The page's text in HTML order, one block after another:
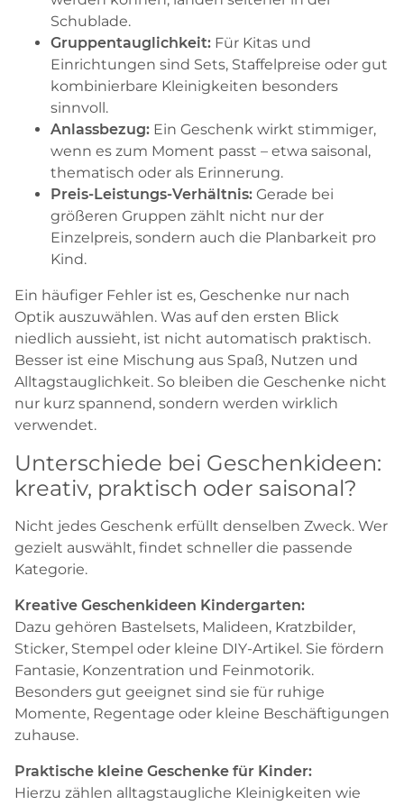
Schublade.
Gruppentauglichkeit: Für Kitas und
Einrichtungen sind Sets, Staffelpreise oder gut
kombinierbare Kleinigkeiten besonders
sinnvoll.
Anlassbezug: Ein Geschenk wirkt stimmiger,
wenn es zum Moment passt – etwa saisonal,
thematisch oder als Erinnerung.
Preis-Leistungs-Verhältnis: Gerade bei
größeren Gruppen zählt nicht nur der
Einzelpreis, sondern auch die Planbarkeit pro
Kind.
Ein häufiger Fehler ist es, Geschenke nur nach
Optik auszuwählen. Was auf den ersten Blick
niedlich aussieht, ist nicht automatisch praktisch.
Besser ist eine Mischung aus Spaß, Nutzen und
Alltagstauglichkeit. So bleiben die Geschenke nicht
nur kurz spannend, sondern werden wirklich
verwendet.
Unterschiede bei Geschenkideen:
kreativ, praktisch oder saisonal?
Nicht jedes Geschenk erfüllt denselben Zweck. Wer
gezielt auswählt, findet schneller die passende
Kategorie.
Kreative Geschenkideen Kindergarten:
Dazu gehören Bastelsets, Malideen, Kratzbilder,
Sticker, Stempel oder kleine DIY-Artikel. Sie fördern
Fantasie, Konzentration und Feinmotorik.
Besonders gut geeignet sind sie für ruhige
Momente, Regentage oder kleine Beschäftigungen
zuhause.
Praktische kleine Geschenke für Kinder:
Hierzu zählen alltagstaugliche Kleinigkeiten wie